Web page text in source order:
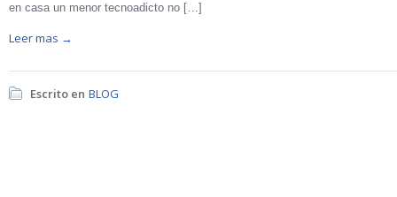
en casa un menor tecnoadicto no […]
Leer mas →
Escrito en BLOG